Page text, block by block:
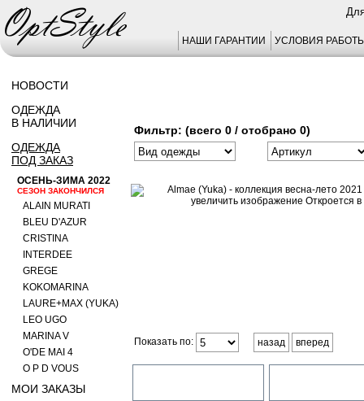
НАШИ ГАРАНТИИ УСЛОВИЯ
НОВОСТИ
ОДЕЖДА
В НАЛИЧИИ
ОДЕЖДА
ПОД ЗАКАЗ
ОСЕНЬ-ЗИМА 2022
СЕЗОН ЗАКОНЧИЛСЯ
ALAIN MURATI
BLEU D'AZUR
CRISTINA
INTERDEE
GREGE
KOKOMARINA
LAURE+MAX (YUKA)
LEO UGO
MARINA V
O'DE MAI 4
O P D VOUS
МОИ ЗАКАЗЫ
Фильтр: (всего 0 / отобрано 0)
Показать по: назад вперед